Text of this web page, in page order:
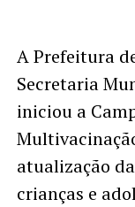
A Prefeitura
Secretaria
iniciou a
atualização
crianças e